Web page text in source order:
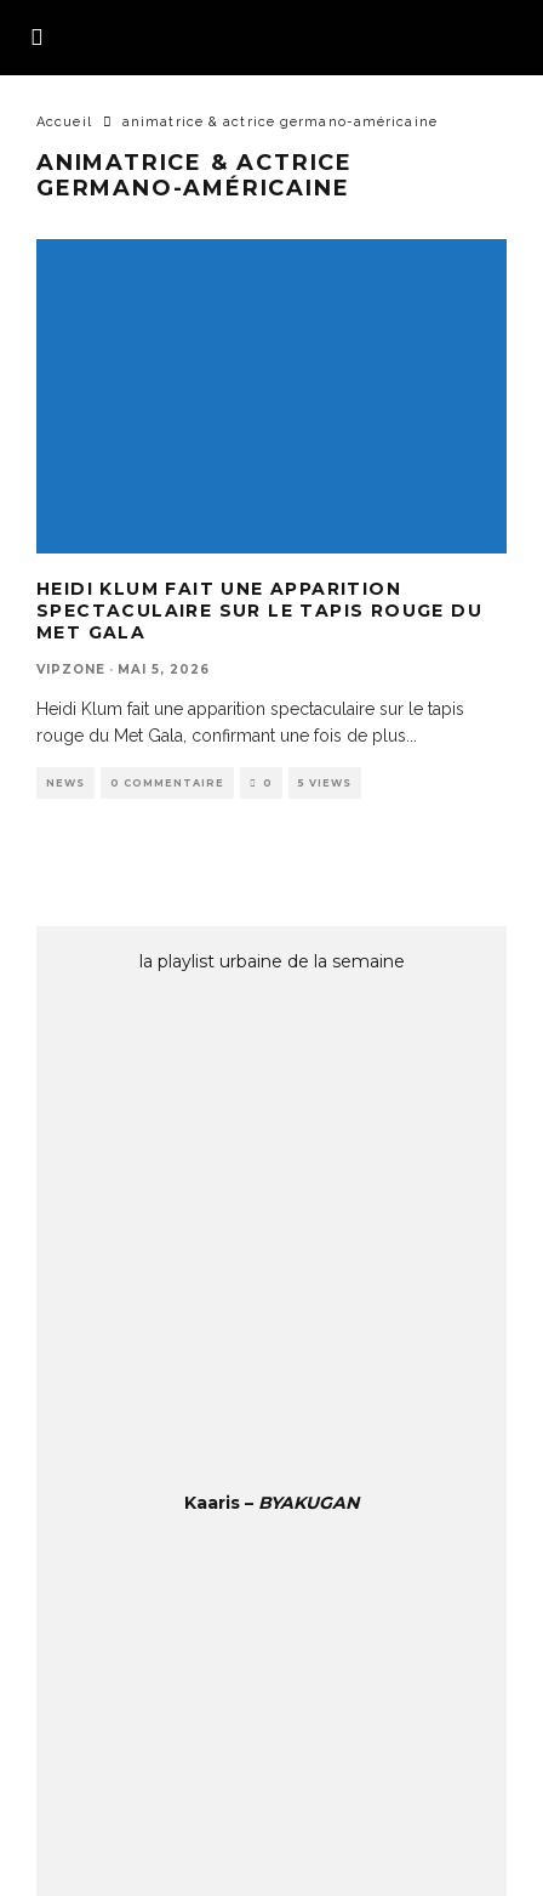
Accueil animatrice & actrice germano-américaine
ANIMATRICE & ACTRICE
GERMANO-AMÉRICAINE
HEIDI KLUM FAIT UNE APPARITION
SPECTACULAIRE SUR LE TAPIS ROUGE DU
MET GALA
VIPZONE · MAI 5, 2026
Heidi Klum fait une apparition spectaculaire sur le tapis
rouge du Met Gala, confirmant une fois de plus
NEWS 0 COMMENTAIRE 0 5 VIEWS
la playlist urbaine de la semaine
Kaaris – BYAKUGAN